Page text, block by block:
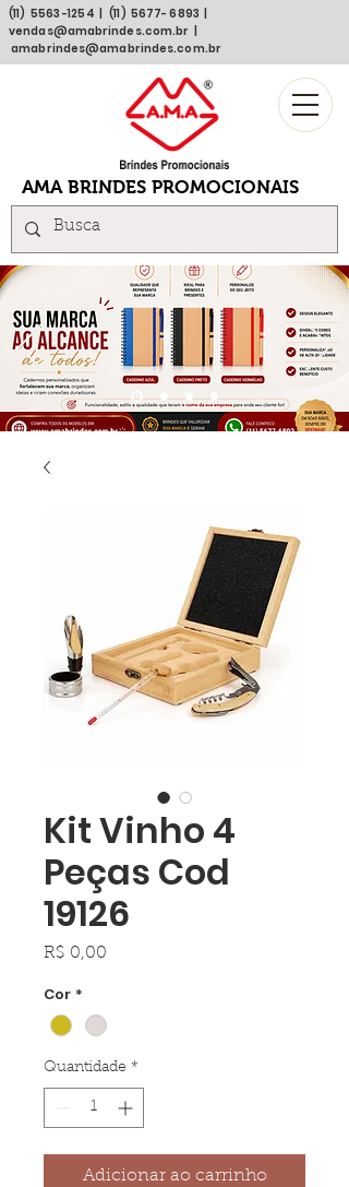
(11) 5563 -1254 | (11) 5677- 6893
vendas@amabrindes.com.br
amabrindes@amabrindes.com.br
AMA BRINDES PROMOCIONAIS
Kit Vinho 4
Peças Cod
19126
R$ 0,00
Cor *
Quantidade *
Adicionar ao carrinho